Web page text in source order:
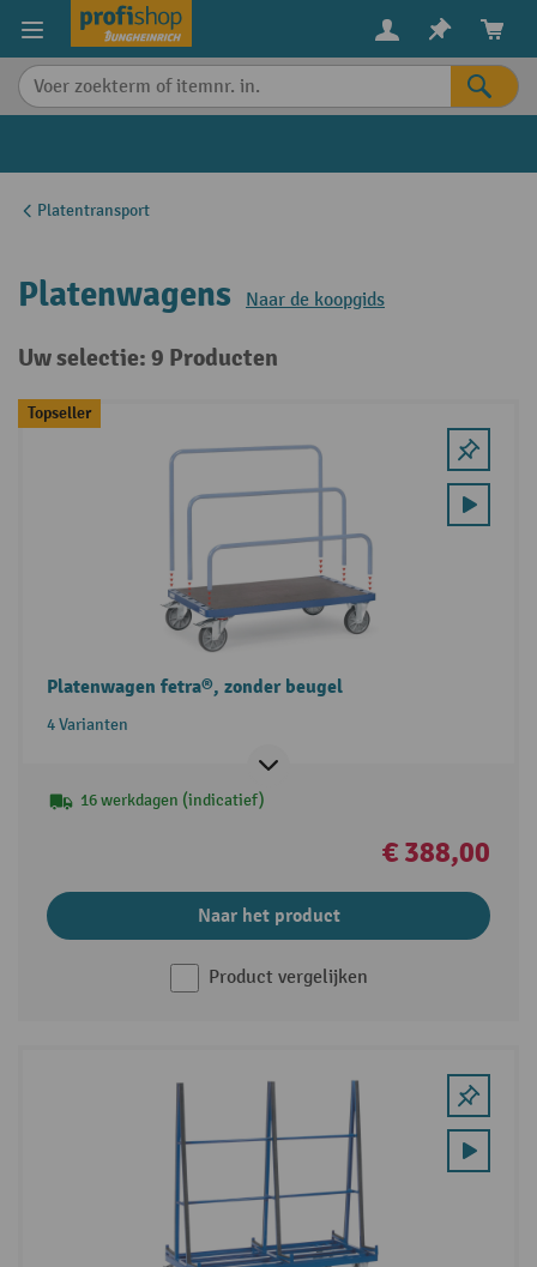
content
Platentransport
Platenwagens Naar de koopgids
Uw selectie: 9 Producten
Topseller
Platenwagen fetra®, zonder beugel
4 Varianten
16 werkdagen (indicatief)
€ 388,00
Naar het product
Product vergelijken